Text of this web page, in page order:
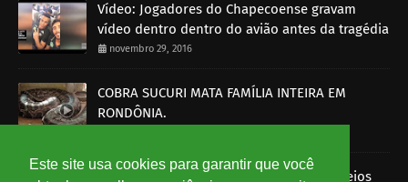
Este site usa cookies para garantir que você
Vídeo: Jogadores do Chapecoense gravam
vídeo dentro dentro do avião antes da tragédia
novembro 29, 2016
COBRA SUCURI MATA FAMÍLIA INTEIRA EM
RONDÔNIA.
Imagens mostram funcionários dos Correios